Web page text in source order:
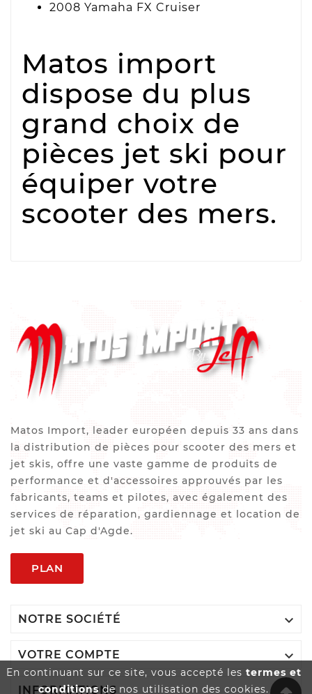
En continuant sur ce site, vous accepté les termes et
conditionsde nos utilisation des cookies.
2008 Yamaha FX Cruiser
Matos import
dispose du plus
grand choix de
pièces jet ski pour
équiper votre
scooter des mers.
Matos Import, leader européen depuis 33 ans dans
la distribution de pièces pour scooter des mers et
jet skis, offre une vaste gamme de produits de
performance et d'accessoires approuvés par les
fabricants, teams et pilotes, avec également des
services de réparation, gardiennage et location de
jet ski au Cap d'Agde.
PLAN
NOTRE SOCIÉTÉ 
VOTRE COMPTE 
INFORMATIONS